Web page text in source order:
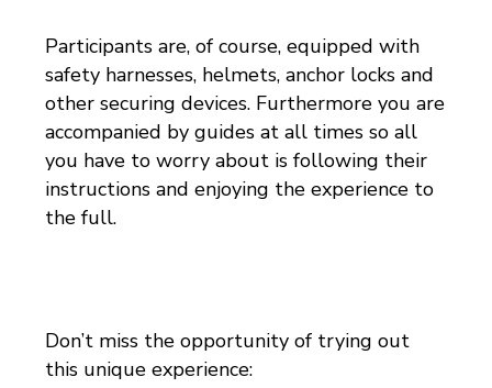
Participants are, of course, equipped with
safety harnesses, helmets, anchor locks and
other securing devices. Furthermore you are
accompanied by guides at all times so all
you have to worry about is following their
instructions and enjoying the experience to
the full.
Don’t miss the opportunity of trying out
this unique experience: